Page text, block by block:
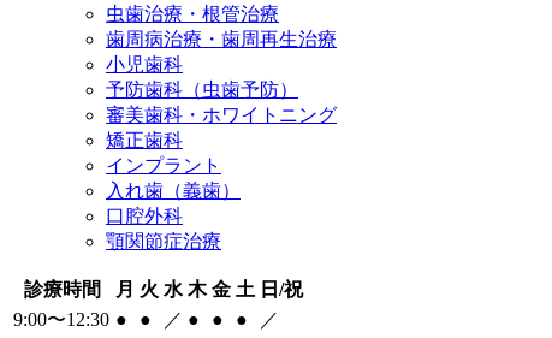
虫歯治療・根管治療
歯周病治療・歯周再生治療
小児歯科
予防歯科（虫歯予防）
審美歯科・ホワイトニング
矯正歯科
インプラント
入れ歯（義歯）
口腔外科
顎関節症治療
診療時間 月 火 水 木 金 土 日/祝
9:00〜12:30 ● ● ／ ● ● ●
／